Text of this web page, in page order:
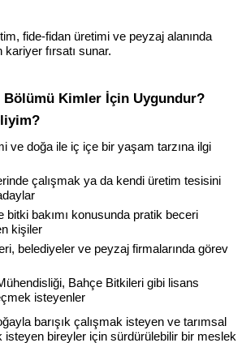
fide-fidan üretimi ve peyzaj alanında
fırsatı sunar.
Kimler İçin Uygundur?
ve doğa ile iç içe bir yaşam tarzına ilgi
çalışmak ya da kendi üretim tesisini
bitki bakımı konusunda pratik beceri
kişiler
belediyeler ve peyzaj firmalarında görev
Bahçe Bitkileri gibi lisans
isteyenler
barışık çalışmak isteyen ve tarımsal
isteyen bireyler için sürdürülebilir bir meslek